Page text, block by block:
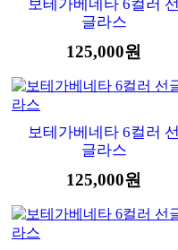
보테가베네타 6컬러 선
글라스
125,000원
보테가베네타 6컬러 선
글라스
125,000원